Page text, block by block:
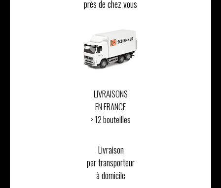
près de chez vous
LIVRAISONS
EN FRANCE
> 12 bouteilles
Livraison
par transporteur
à domicile